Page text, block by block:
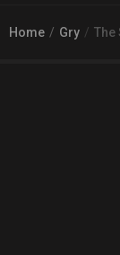
Home Gry The